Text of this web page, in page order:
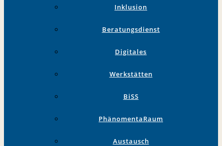
Inklusion
Beratungsdienst
Digitales
Werkstätten
BiSS
PhänomentaRaum
Austausch